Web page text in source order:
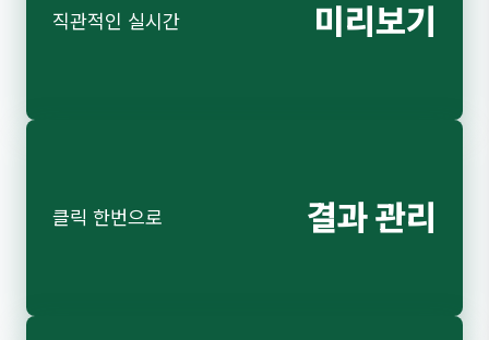
직관적인 실시간 미리보기
클릭 한번으로 결과 관리